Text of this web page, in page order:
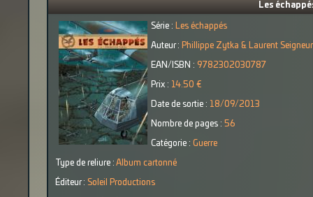
Les
Série : Les échappés
Auteur : Phillippe Zytka & Laurent
EAN/ISBN : 9782302030787
Prix : 14.50 €
Date de sortie : 18/09/2013
Nombre de pages : 56
Catégorie : Guerre
Type de reliure : Album cartonné
Éditeur : Soleil Productions